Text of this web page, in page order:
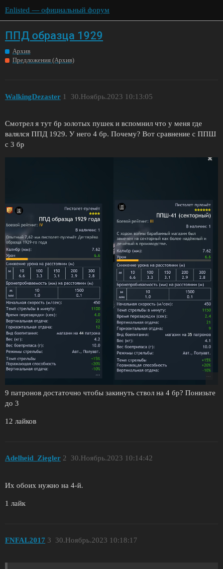
Enlisted — официальный форум
ППД образца 1929
Архив
Предложения (Архив)
WalkingDezaster 30.Ноябрь.2023 10:13:05
1
Смотрел я тут бр золотых пушек и вспомнил что у меня где
валялся ППД 1929. У него 4 бр. Почему? Вот сравнение с ППШ
с 3 бр
9 патронов достаточно чтобы закинуть ствол на 4 бр? Понизьте
до 3
12 лайков
Adelheid_Ziegler 30.Ноябрь.2023 10:14:42
2
Их обоих нужно на 4-й.
1 лайк
FNFAL2017 30.Ноябрь.2023 10:18:17
3